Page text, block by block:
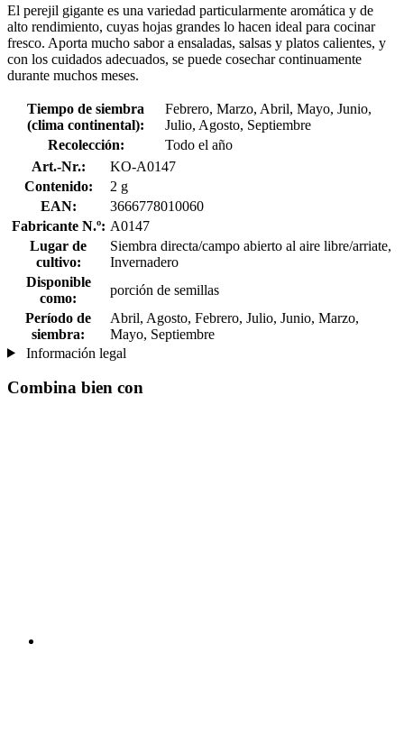
El perejil gigante es una variedad particularmente aromática y de
alto rendimiento, cuyas hojas grandes lo hacen ideal para cocinar
fresco. Aporta mucho sabor a ensaladas, salsas y platos calientes, y
con los cuidados adecuados, se puede cosechar continuamente
durante muchos meses.
Tiempo de siembra
(clima continental):
Febrero, Marzo, Abril, Mayo, Junio,
Julio, Agosto, Septiembre
Recolección:
Todo el año
Art.-Nr.:
KO-A0147
Contenido:
2 g
EAN:
3666778010060
Fabricante N.º: A0147
Lugar de
cultivo:
Siembra directa/campo abierto al aire libre/arriate,
Invernadero
Disponible
como:
porción de semillas
Período de
siembra:
Abril, Agosto, Febrero, Julio, Junio, Marzo,
Mayo, Septiembre
Información legal
Combina bien con